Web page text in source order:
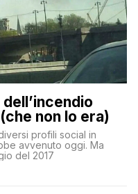
non lo era)
profili social in
avvenuto oggi. Ma
del 2017